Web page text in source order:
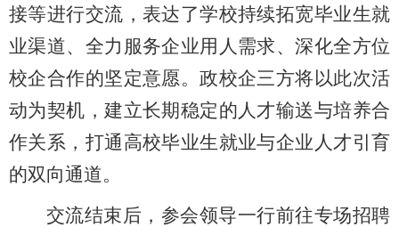
接等进行交流，表达了学校持续拓宽毕业生就
业渠道、全力服务企业用人需求、深化全方位
校企合作的坚定意愿。政校企三方将以此次活
动为契机，建立长期稳定的人才输送与培养合
作关系，打通高校毕业生就业与企业人才引育
的双向通道。
交流结束后，参会领导一行前往专场招聘